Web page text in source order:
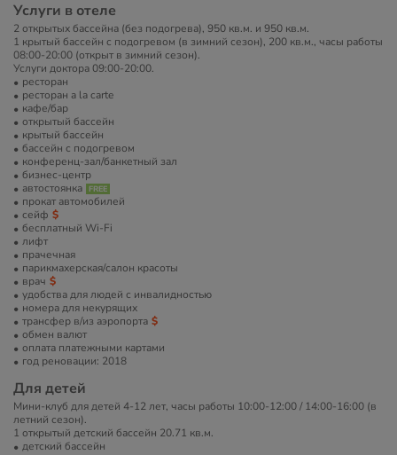
Услуги в отеле
2 открытых бассейна (без подогрева), 950 кв.м. и 950 кв.м.
1 крытый бассейн с подогревом (в зимний сезон), 200 кв.м., часы работы
08:00-20:00 (открыт в зимний сезон).
Услуги доктора 09:00-20:00.
ресторан
ресторан a la carte
кафе/бар
открытый бассейн
крытый бассейн
бассейн с подогревом
конференц-зал/банкетный зал
бизнес-центр
автостоянка
прокат автомобилей
сейф
бесплатный Wi-Fi
лифт
прачечная
парикмахерская/салон красоты
врач
удобства для людей с инвалидностью
номера для некурящих
трансфер в/из аэропорта
обмен валют
оплата платежными картами
год реновации: 2018
Для детей
Мини-клуб для детей 4-12 лет, часы работы 10:00-12:00 / 14:00-16:00 (в
летний сезон).
1 открытый детский бассейн 20.71 кв.м.
детский бассейн